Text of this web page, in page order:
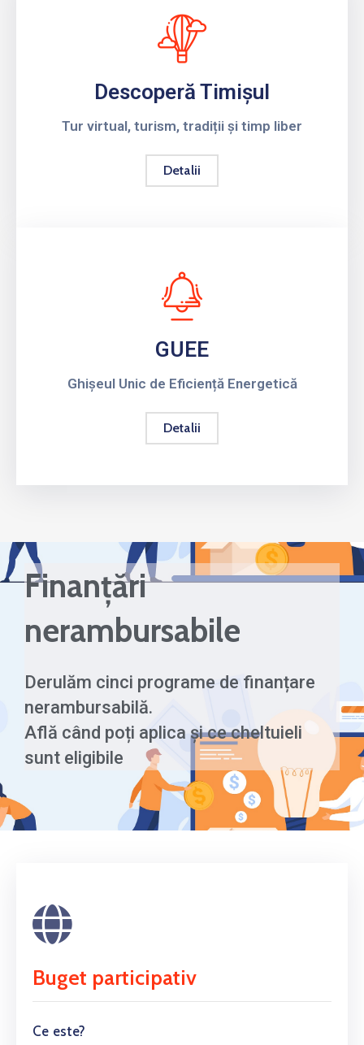
Descoperă Timișul
Tur virtual, turism, tradiții și timp liber
Detalii
GUEE
Ghișeul Unic de Eficiență Energetică
Detalii
Finanțări
nerambursabile
Derulăm cinci programe de finanțare
nerambursabilă.
Află când poți aplica și ce cheltuieli
sunt eligibile
Buget participativ
Ce este?